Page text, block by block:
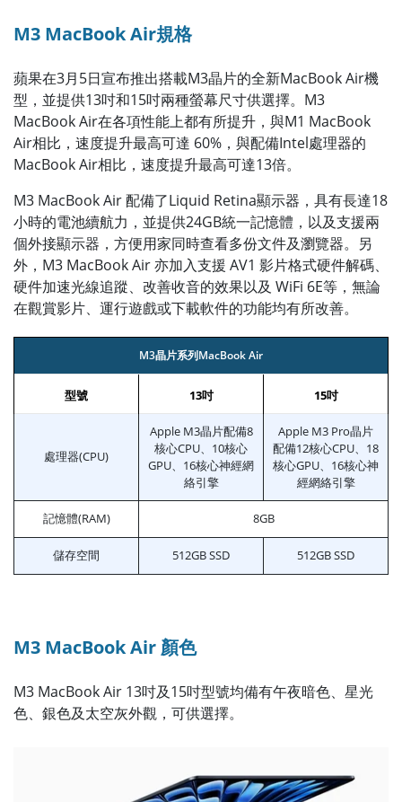
M3 MacBook Air規格
蘋果在3月5日宣布推出搭載M3晶片的全新MacBook Air機
型，並提供13吋和15吋兩種螢幕尺寸供選擇。M3
MacBook Air在各項性能上都有所提升，與M1 MacBook
Air相比，速度提升最高可達 60%，與配備Intel處理器的
MacBook Air相比，速度提升最高可達13倍。
M3 MacBook Air 配備了Liquid Retina顯示器，具有長達18
小時的電池續航力，並提供24GB統一記憶體，以及支援兩
個外接顯示器，方便用家同時查看多份文件及瀏覽器。另
外，M3 MacBook Air 亦加入支援 AV1 影片格式硬件解碼、
硬件加速光線追蹤、改善收音的效果以及 WiFi 6E等，無論
在觀賞影片、運行遊戲或下載軟件的功能均有所改善。
M3晶片系列MacBook Air
型號 13吋 15吋
處理器(CPU)
Apple M3晶片配備8
核心CPU、10核心
GPU、16核心神經網
絡引擎
Apple M3 Pro晶片
配備12核心CPU、18
核心GPU、16核心神
經網絡引擎
記憶體(RAM) 8GB
儲存空間 512GB SSD 512GB SSD
M3 MacBook Air 顏色
M3 MacBook Air 13吋及15吋型號均備有午夜暗色、星光
色、銀色及太空灰外觀，可供選擇。